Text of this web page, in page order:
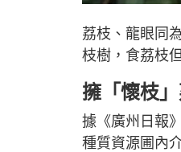
荔枝、龍眼同
枝樹，食荔枝
擁「懷枝
據《廣州日報
種質資源圃內